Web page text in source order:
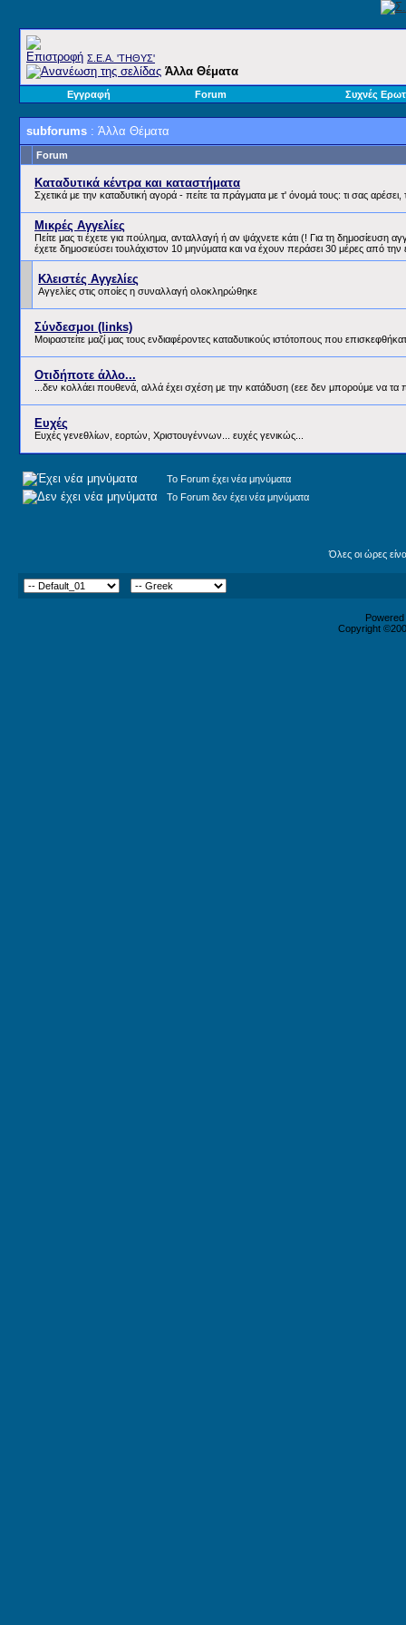
Σ.E.A. 'ΤΗΘΥΣ'
Άλλα Θέματα
Εγγραφή Forum Συχνές
subforums : Άλλα Θέματα
Forum
Καταδυτικά κέντρα και καταστήματα
Σχετικά με την καταδυτική αγορά - πείτε τα πράγματα με τ' όνομά τους: τι σας αρέσει,
Μικρές Αγγελίες
Πείτε μας τι έχετε για πούλημα, ανταλλαγή ή αν ψάχνετε κάτι (! Για τη δημοσίευση
έχετε δημοσιεύσει τουλάχιστον 10 μηνύματα και να έχουν περάσει 30 μέρες από
Κλειστές Αγγελίες
Αγγελίες στις οποίες η συναλλαγή ολοκληρώθηκε
Σύνδεσμοι (links)
Μοιραστείτε μαζί μας τους ενδιαφέροντες καταδυτικούς ιστότοπους που
Οτιδήποτε άλλο...
...δεν κολλάει πουθενά, αλλά έχει σχέση με την κατάδυση (εεε δεν μπορούμε να
Ευχές
Ευχές γενεθλίων, εορτών, Χριστουγέννων... ευχές γενικώς...
Το Forum έχει νέα μηνύματα
Το Forum δεν έχει νέα μηνύματα
Όλες οι ώρες
Copyright